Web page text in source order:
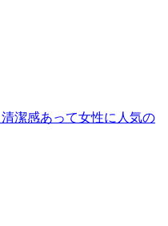
清潔感あって女性に人気の